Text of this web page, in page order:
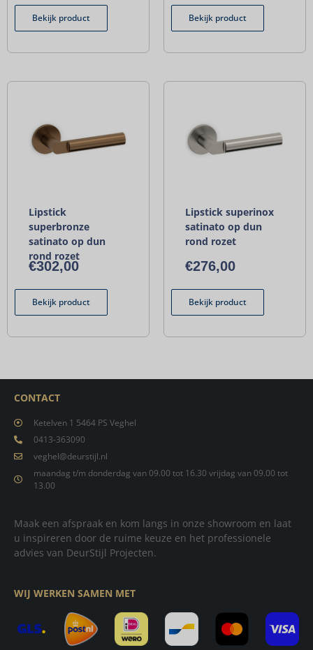
Bekijk product Bekijk product
Lipstick
superbronze
satinato op dun
rond rozet
€302,00
Bekijk product
Lipstick superinox
satinato op dun
rond rozet
€276,00
Bekijk product
CONTACT
Ketelven 1 5464 PS Veghel
0413-363090
veghel@deurstijl.nl
maandag t/m donderdag van 09.00 tot 16.30 vrijdag van 09.00 tot
13.00
Maak een afspraak en kom langs in onze showroom en laat
u inspireren door de ruime keuze en het professionele
advies van DeurStijl Projecten.
WIJ WERKEN SAMEN MET